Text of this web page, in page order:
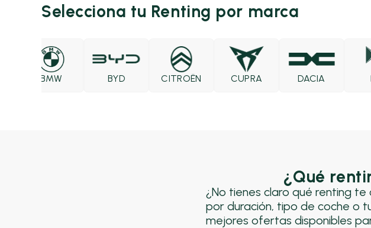
Selecciona tu Renting por marca
BMW CITROËN CUPRA DACIA
¿Qué
¿No tienes claro qué renting
por duración, tipo de coche o
mejores ofertas disponibles